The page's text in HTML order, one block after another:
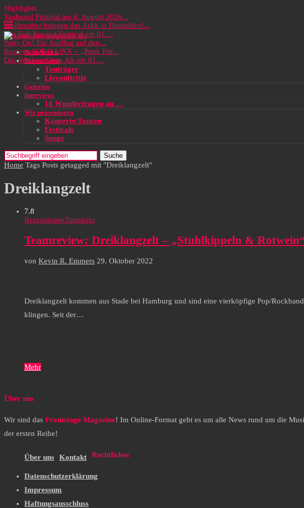
Highlights
Taubertal Festival am 6. August 2026...
Wolfmother bringen das Zakk in Düsseldorf...
Das Full Rewind Festival am 01....
Party On! Ein Ausflug auf den...
Review: SOKO LiNX – „Punk Für...
Das Wacken Open Air am 01....
Neuigkeiten
Rezensionen
Tonträger
Liveauftritte
Galerien
Interviews
10 Wunderfragen an …
Wir präsentieren
Konzerte/Touren
Festivals
Songs
Suche
Home Tags Posts getagged mit "Dreiklangzelt"
Dreiklangzelt
7.8
RezensionenTonträger
Teamreview: Dreiklangzelt – „Stuhlkippeln &
von Kevin R. Emmers 29. Oktober 2022
Dreiklangzelt kommen aus Stade bei Hamburg und sind eine vierköpfige Pop/
klingen. Seit der…
Mehr
Über uns
Wir sind das Frontstage Magazine! Im Online-Format geht es um alle News rund um die
der ersten Reihe!
Über uns Kontakt Rechtliches
Datenschutzerklärung
Impressum
Haftungsausschluss